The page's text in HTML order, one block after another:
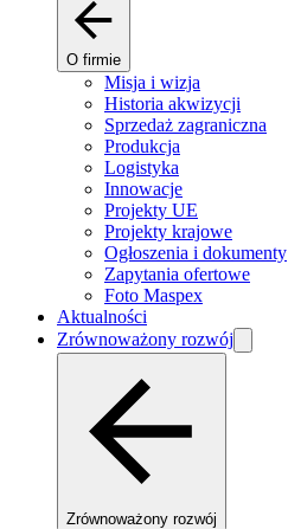
O firmie
Misja i wizja
Historia akwizycji
Sprzedaż zagraniczna
Produkcja
Logistyka
Innowacje
Projekty UE
Projekty krajowe
Ogłoszenia i dokumenty
Zapytania ofertowe
Foto Maspex
Aktualności
Zrównoważony rozwój
Zrównoważony rozwój